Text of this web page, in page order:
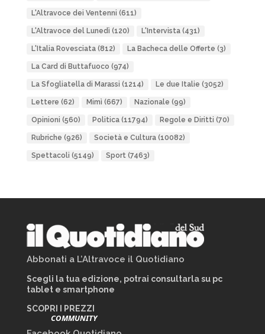
L'Altravoce dei Ventenni (611)
L'Altravoce del Lunedì (120) L'Intervista(431)
L'Italia Rovesciata(812) La Bacheca delle Offerte (3)
La Card di Buttafuoco (974)
La Sfogliatella di Marassi (1214) Le due Italie (3052)
Lettere (62) Mimì (667) Nazionale (99)
Opinioni (560) Politica(11794) Regole e Diritti (70)
Rubriche (926) Società e Cultura(10082)
Spettacoli (5149) Sport(7463)
Abbonati a L’Altravoce il Quotidiano
Scegli la tua edizione, potrai consultarla su pc
tablet e smartphone
SCOPRI I PREZZI
COMMUNITY